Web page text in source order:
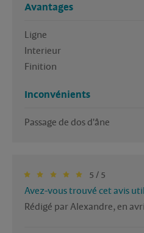
Avantages
Ligne
Interieur
Inconvénients
5 / 5
Avez-vous trouvé cet avis
Rédigé par Alexandre, en